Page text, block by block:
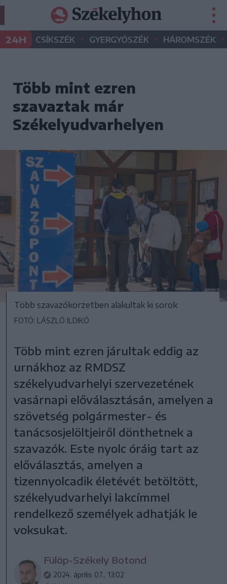
24H CSÍKSZÉK • GYERGYÓSZÉK • HÁROMSZÉK •
Több mint ezren
szavaztak már
Székelyudvarhelyen
Több szavazókörzetben alakultak ki sorok
FOTÓ: LÁSZLÓ ILDIKÓ
Több mint ezren járultak eddig az
urnákhoz az RMDSZ
székelyudvarhelyi szervezetének
vasárnapi előválasztásán, amelyen a
szövetség polgármester- és
tanácsosjelöltjeiről dönthetnek a
szavazók. Este nyolc óráig tart az
előválasztás, amelyen a
tizennyolcadik életévét betöltött,
székelyudvarhelyi lakcímmel
rendelkező személyek adhatják le
voksukat.
Fülöp-Székely Botond
2024. április 07., 13:02